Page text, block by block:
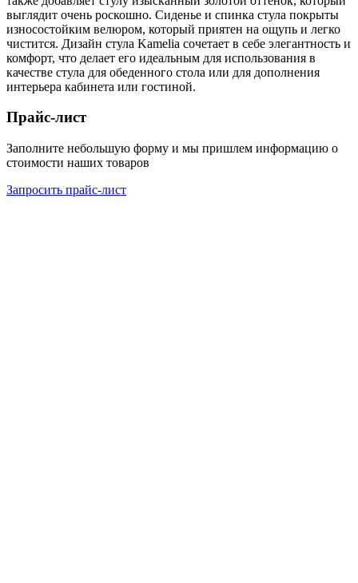
выглядит очень роскошно. Сиденье и спинка стула покрыты
износостойким велюром, который приятен на ощупь и легко
чистится. Дизайн стула Kamelia сочетает в себе элегантность и
комфорт, что делает его идеальным для использования в
качестве стула для обеденного стола или для дополнения
интерьера кабинета или гостиной.
Прайс-лист
Заполните небольшую форму и мы пришлем информацию о
стоимости наших товаров
Запросить прайс-лист